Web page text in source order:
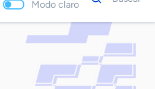
Modo claro
Palavra
chave